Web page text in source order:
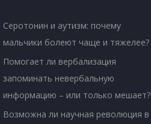
Серотонин и аутизм: почему
мальчики болеют чаще и тяжелее?
Помогает ли вербализация
запоминать невербальную
информацию – или только мешает?
Возможна ли научная революция в